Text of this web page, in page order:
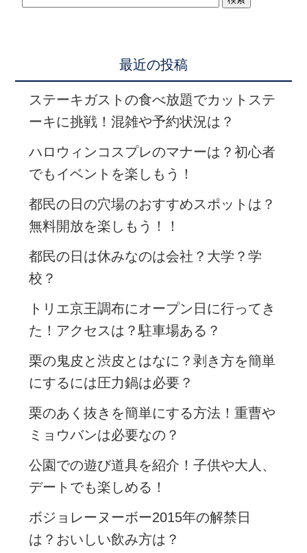
最近の投稿
ステーキガストの食べ放題でカットステ
ーキに挑戦！混雑や予約状況は？
ハロウィンコスプレのマナーは？初心者
でもイベントを楽しもう！
都民の日の穴場のおすすめスポットは？
無料開放を楽しもう！！
都民の日は休みなのは会社？大学？学
校？
トリエ京王調布にオープン日に行ってき
た！アクセスは？駐車場ある？
栗の鬼皮と渋皮とはなに？剥き方を簡単
にするには圧力鍋は必要？
栗のあく抜きを簡単にする方法！重曹や
ミョウバンは必要なの？
公園での遊び道具を紹介！子供や大人、
デートでも楽しめる！
ボジョレーヌーボー2015年の解禁日
は？おいしい飲み方は？